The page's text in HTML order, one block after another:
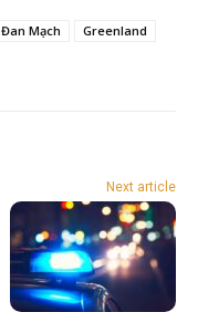
Đan Mạch
Greenland
Next article